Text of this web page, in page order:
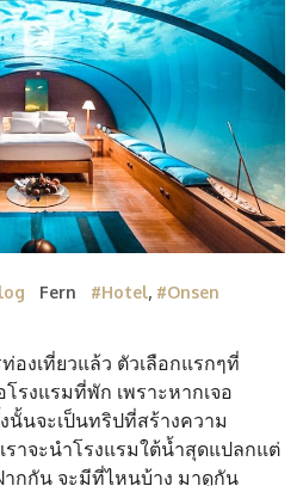
Fern #Hotel, #Onsen
องเที่ยวแล้ว ตัวเลือกแรกๆที่
งแรมที่พัก เพราะหากเจอ
นั้นจะเป็นทริปที่สร้างความ
าจะนำโรงแรมใต้น้ำสุดแปลกแต่
กกัน จะมีที่ไหนบ้าง มาดูกัน